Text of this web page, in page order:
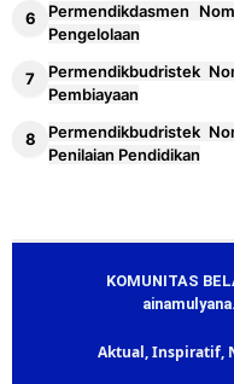
Permendikdasmen
Pengelolaan
Permendikbudristek
Pembiayaan
Permendikbudristek
Penilaian Pendidikan
KOMUNITAS
Aktual, Inspiratif,